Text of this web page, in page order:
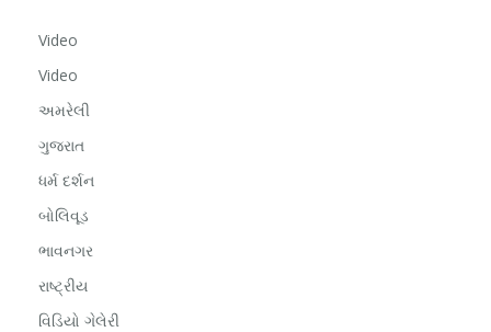
Video
Video
અમરેલી
ગુજરાત
ધર્મ દર્શન
બોલિવૂડ
ભાવનગર
રાષ્ટ્રીય
વિડિયો ગેલેરી